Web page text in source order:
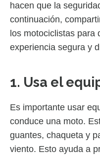
hacen que la
continuación,
los motociclistas para
experiencia segura y
1. Usa el
Es importante usar
conduce una moto.
guantes, chaqueta y
viento. Esto ayuda a